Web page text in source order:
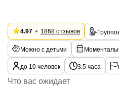
4.97 1868 отзывов
Можно с детьми
до 10 человек 3.5 часа
Что вас ожидает